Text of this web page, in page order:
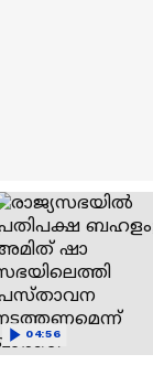
04:56